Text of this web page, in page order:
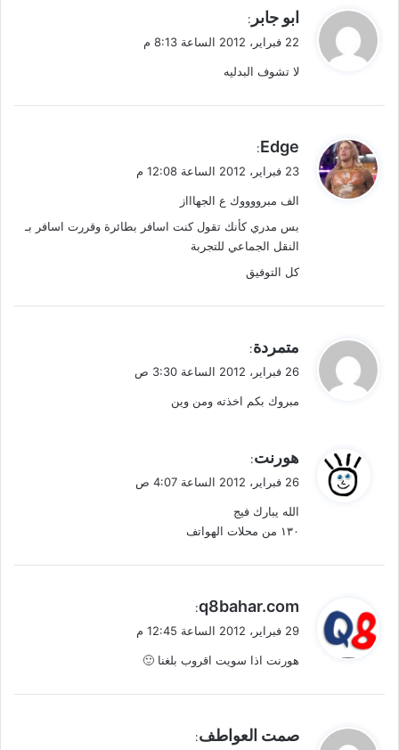
ي
ل
ابو جابر :
22 فبراير، 2012 الساعة 8:13 م
لا تشوف البدليه
ي
ل
Edge
:
23 فبراير، 2012 الساعة 12:08 م
الف مبرووووك ع الجهاااز
بس مدري كأنك تقول كنت اسافر بطائرة وقررت اسافر بـ
النقل الجماعي للتجربة
كل التوفيق
ل
متمردة:
26 فبراير، 2012 الساعة 3:30 ص
مبروك بكم اخذته ومن وين
ل
هورنت:
26 فبراير، 2012 الساعة 4:07 ص
الله يبارك فيج
١٣٠ من محلات الهواتف
ي
ل
q8bahar.com
:
29 فبراير، 2012 الساعة 12:45 م
هورنت اذا سويت اقروب بلغنا 🙂
ي
صمت العواطف: